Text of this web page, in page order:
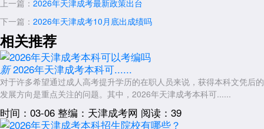
考科目为语文、数学、外语加一门综合(文科考史地综合，理科考理化综
合)。考生应根据报考专业提前明确考试科目，开展有针对性的复习。
四、学费标准与学制规定
关于学费，2026年天津成考本科最新政策本身不直接定价，但会要
求各招生院校在招生简章中明确公示收费项目和标准。参考天津市现行标
准，文史财经类专升本每年学费约1600至2000元，理工外语类每年约
1800至2400元，医学类每年约2400至3200元，艺术类相对更高。2026
年部分高校可能因办学成本上升而进行适度调整，具体以各校公示为准。
学制方面，专升本仍为2.5年，高起本为5年，目前无调整消息。
上一篇： 2026年天津成考最新政策出台
下一篇： 2026年天津成考10月底出成绩吗
相关推荐
新 2026年天津成考本科可......
对于许多希望通过成人高考提升学历的在职人员来说，获得本科文凭后的
发展方向是重点关注的问题。其中，2026年天津成考本科可......
时间：03-06 整编：天津成考网 阅读：39